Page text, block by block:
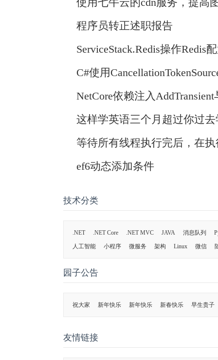
程序员转正述职报告
ServiceStack.Redis操作Redis
C#使用
NetCore依赖注入AddTransient
这样学英语三个月超过你过
等待所有线程执行完后，在
ef6动态添加条件
技术分类
.NET .NET Core .NET MVC JAVA 消息队列
人工智能
小程序 微服务 架构 Linux 微信
园子公告
祝大家 新年快乐 新年快乐 新春快乐 早生贵子
友情链接